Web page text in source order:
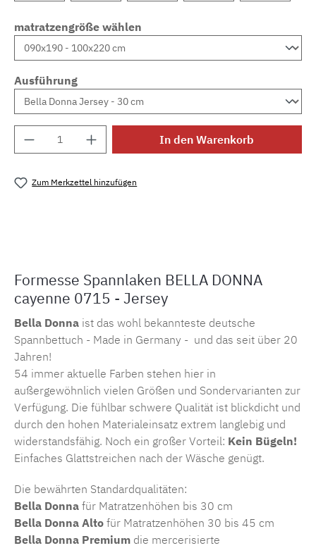
matratzengröße wählen
Ausführung
Produkt Anzahl: Gib den gewünschten
In den Warenkorb
Zum Merkzettel hinzufügen
Formesse Spannlaken BELLA DONNA
cayenne 0715 - Jersey
Bella Donna ist das wohl bekannteste deutsche
Spannbettuch - Made in Germany - und das seit über 20
Jahren!
54 immer aktuelle Farben stehen hier in
außergewöhnlich vielen Größen und Sondervarianten zur
Verfügung. Die fühlbar schwere Qualität ist blickdicht und
durch den hohen Materialeinsatz extrem langlebig und
widerstandsfähig. Noch ein großer Vorteil: Kein Bügeln!
Einfaches Glattstreichen nach der Wäsche genügt.
Die bewährten Standardqualitäten:
Bella Donna für Matratzenhöhen bis 30 cm
Bella Donna Alto für Matratzenhöhen 30 bis 45 cm
Bella Donna Premium die mercerisierte